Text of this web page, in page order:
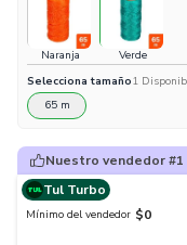
Naranja
Verde
Selecciona tamaño1
65 m
Nuestro vendedor
Tul Turbo
Mínimo del vendedor $0